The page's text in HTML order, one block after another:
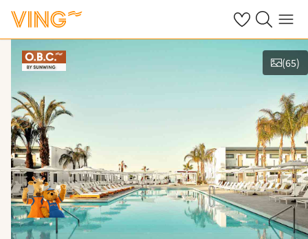
Se dine sparte
Søk påMeny
Vis bilder
(65)